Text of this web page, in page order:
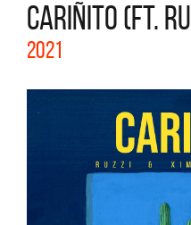
CARIÑITO (FT.
2021